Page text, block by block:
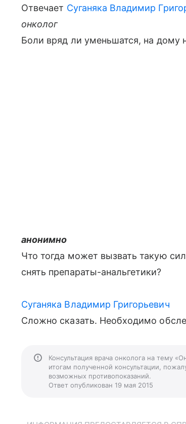
Отвечает Суганяка Владимир
онколог
Боли вряд ли уменьшатся, на дому
анонимно
Что тогда может вызвать такую
снять препараты-анальгетики?
Суганяка Владимир Григорьевич
Сложно сказать. Необходимо
Консультация врача онколога на тему
итогам полученной консультации,
возможных противопоказаний.
Ответ опубликован 19 мая 2015